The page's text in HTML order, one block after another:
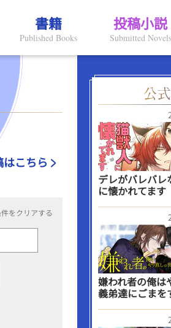
書籍
Published Books
投稿小説
Submitted Novels
こちら
をクリアする
デレがバレバ
に懐かれてます
嫌われ者の俺は
義弟達にごまを